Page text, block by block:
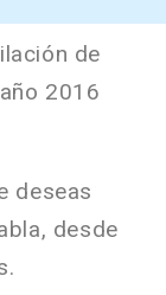
de
2016
deseas
desde